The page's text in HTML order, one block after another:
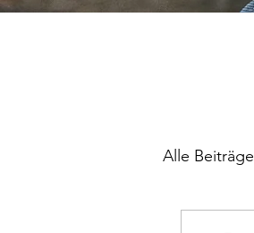
Alle Beiträge